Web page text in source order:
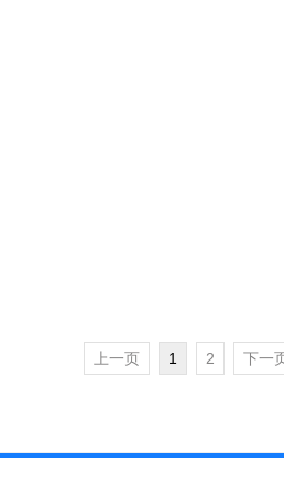
上一页 1 2 下一